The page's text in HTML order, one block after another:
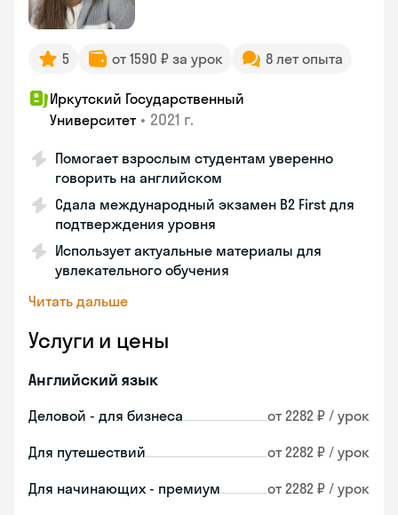
5 от 1590 ₽ за урок 8 лет опыта
Иркутский Государственный
Университет • 2021 г.
Помогает взрослым студентам уверенно
говорить на английском
Сдала международный экзамен B2 First для
подтверждения уровня
Использует актуальные материалы для
увлекательного обучения
Читать дальше
Услуги и цены
Английский язык
Деловой - для бизнеса от 2282 ₽ / урок
Для путешествий от 2282 ₽ / урок
Для начинающих - премиум от 2282 ₽ / урок